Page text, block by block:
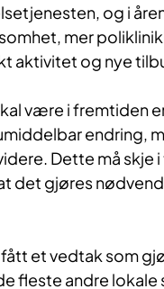
og i
mer
aktivitet og nye
være i fremtiden
endring,
Dette må skje
det gjøres
fått et vedtak som
fleste andre lokale